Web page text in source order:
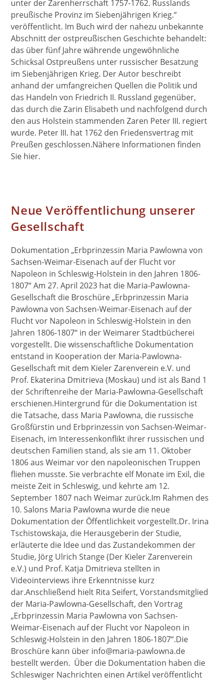
unter der Zarenherrschaft 1757-1762. Russlands
preußische Provinz im Siebenjährigen Krieg.“
veröffentlicht. Im Buch wird der nahezu unbekannte
Abschnitt der ostpreußischen Geschichte behandelt:
das über fünf Jahre währende ungewöhnliche
Schicksal Ostpreußens unter russischer Besatzung
im Siebenjährigen Krieg. Der Autor beschreibt
anhand der umfangreichen Quellen die Politik und
das Handeln von Friedrich II. Russland gegenüber,
das durch die Zarin Elisabeth und nachfolgend durch
den aus Holstein stammenden Zaren Peter III. regiert
wurde. Peter III. hat 1762 den Friedensvertrag mit
Preußen geschlossen.Nähere Informationen finden
Sie hier.
Neue Veröffentlichung unserer
Gesellschaft
Dokumentation „Erbprinzessin Maria Pawlowna von
Sachsen-Weimar-Eisenach auf der Flucht vor
Napoleon in Schleswig-Holstein in den Jahren 1806-
1807“ Am 27. April 2023 hat die Maria-Pawlowna-
Gesellschaft die Broschüre „Erbprinzessin Maria
Pawlowna von Sachsen-Weimar-Eisenach auf der
Flucht vor Napoleon in Schleswig-Holstein in den
Jahren 1806-1807“ in der Weimarer Stadtbücherei
vorgestellt. Die wissenschaftliche Dokumentation
entstand in Kooperation der Maria-Pawlowna-
Gesellschaft mit dem Kieler Zarenverein e.V. und
Prof. Ekaterina Dmitrieva (Moskau) und ist als Band 1
der Schriftenreihe der Maria-Pawlowna-Gesellschaft
erschienen.Hintergrund für die Dokumentation ist
die Tatsache, dass Maria Pawlowna, die russische
Großfürstin und Erbprinzessin von Sachsen-Weimar-
Eisenach, im Interessenkonflikt ihrer russischen und
deutschen Familien stand, als sie am 11. Oktober
1806 aus Weimar vor den napoleonischen Truppen
fliehen musste. Sie verbrachte elf Monate im Exil, die
meiste Zeit in Schleswig, und kehrte am 12.
September 1807 nach Weimar zurück.Im Rahmen des
10. Salons Maria Pawlowna wurde die neue
Dokumentation der Öffentlichkeit vorgestellt.Dr. Irina
Tschistowskaja, die Herausgeberin der Studie,
erläuterte die Idee und das Zustandekommen der
Studie, Jörg Ulrich Stange (Der Kieler Zarenverein
e.V.) und Prof. Katja Dmitrieva stellten in
Videointerviews ihre Erkenntnisse kurz
dar.Anschließend hielt Rita Seifert, Vorstandsmitglied
der Maria-Pawlowna-Gesellschaft, den Vortrag
„Erbprinzessin Maria Pawlowna von Sachsen-
Weimar-Eisenach auf der Flucht vor Napoleon in
Schleswig-Holstein in den Jahren 1806-1807“.Die
Broschüre kann über info@maria-pawlowna.de
bestellt werden. Über die Dokumentation haben die
Schleswiger Nachrichten einen Artikel veröffentlicht